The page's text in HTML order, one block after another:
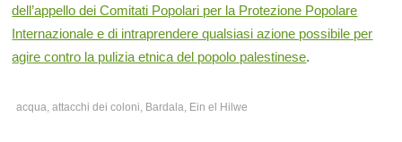
dell’appello dei Comitati Popolari per la Protezione Popolare
Internazionale e di intraprendere qualsiasi azione possibile per
agire contro la pulizia etnica del popolo palestinese.
acqua,attacchi dei coloni, Bardala, Ein el Hilwe